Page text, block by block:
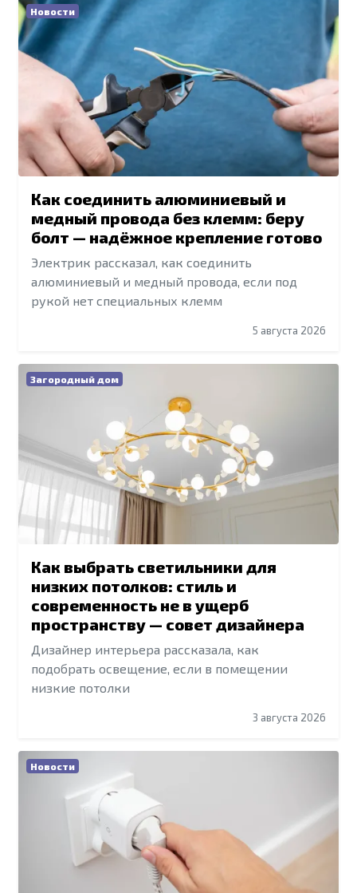
Новости
Как соединить алюминиевый и
медный провода без клемм: беру
болт — надёжное крепление готово
Электрик рассказал, как соединить
алюминиевый и медный провода, если под
рукой нет специальных клемм
5 августа 2026
Загородный дом
Как выбрать светильники для
низких потолков: стиль и
современность не в ущерб
пространству — совет дизайнера
Дизайнер интерьера рассказала, как
подобрать освещение, если в помещении
низкие потолки
3 августа 2026
Новости